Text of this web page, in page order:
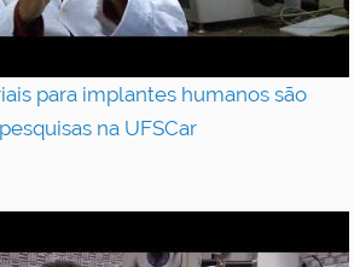
para implantes humanos são
na UFSCar